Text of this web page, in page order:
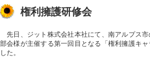
権利擁護研修会
先日、ジット株式会社本社にて、南アルプス
部会様が主催する第一回目となる「権利擁護キ
した。